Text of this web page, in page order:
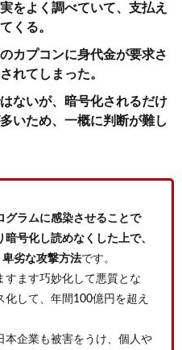
をよく調べていて、支払え
くる。
カプコンに身代金が要求さ
れてしまった。
ないが、暗号化されるだけ
いため、一概に判断が難し
グラムに感染させることで
暗号化し読めなくした上で、
劣な攻撃方法です。
すます巧妙化して悪質とな
化して、年間100億円を超え
本企業も被害をうけ、個人や